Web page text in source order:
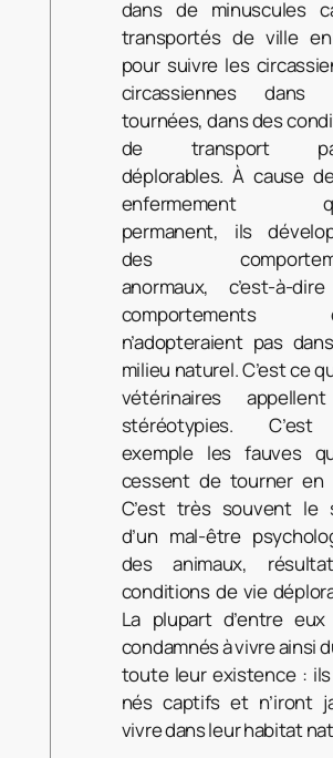
dans de minuscules
transportés de ville
pour suivre les
circassiennes dans
tournées, dans des
de transport
déplorables. À cause
enfermement
permanent, ils
des
anormaux, c’est-à-
comportements
n’adopteraient pas
milieu naturel. C’est ce
vétérinaires
stéréotypies.
exemple les fauves
cessent de tourner en
C’est très souvent le
d’un mal-être
des animaux,
conditions de vie
La plupart d’entre
condamnés à vivre ainsi
toute leur existence :
nés captifs et n’iront
vivre dans leur habitat